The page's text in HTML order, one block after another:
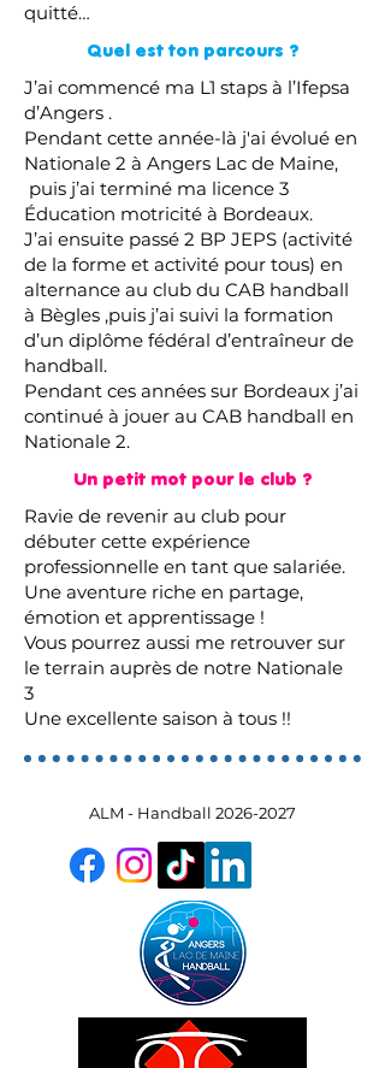
quitté…
Quel est ton parcours ?
J’ai commencé ma L1 staps à l’Ifepsa
d’Angers .
Pendant cette année-là j'ai évolué en
Nationale 2 à Angers Lac de Maine,
puis j’ai terminé ma licence 3
Éducation motricité à Bordeaux.
J’ai ensuite passé 2 BP JEPS (activité
de la forme et activité pour tous) en
alternance au club du CAB handball
à Bègles ,puis j’ai suivi la formation
d’un diplôme fédéral d’entraîneur de
handball.
Pendant ces années sur Bordeaux j’ai
continué à jouer au CAB handball en
Nationale 2.
Un petit mot pour le club ?
Ravie de revenir au club pour
débuter cette expérience
professionnelle en tant que salariée.
Une aventure riche en partage,
émotion et apprentissage !
Vous pourrez aussi me retrouver sur
le terrain auprès de notre Nationale
3
Une excellente saison à tous !!
ALM - Handball 2026-2027